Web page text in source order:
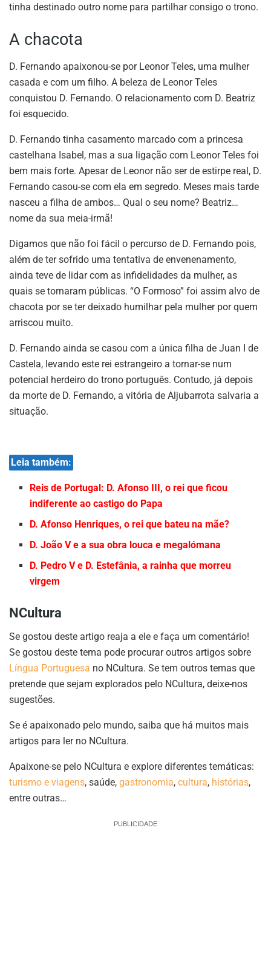
tinha destinado outro nome para partilhar consigo o trono.
A chacota
D. Fernando apaixonou-se por Leonor Teles, uma mulher
casada e com um filho. A beleza de Leonor Teles
conquistou D. Fernando. O relacionamento com D. Beatriz
foi esquecido.
D. Fernando tinha casamento marcado com a princesa
castelhana Isabel, mas a sua ligação com Leonor Teles foi
bem mais forte. Apesar de Leonor não ser de estirpe real, D.
Fernando casou-se com ela em segredo. Meses mais tarde
nasceu a filha de ambos… Qual o seu nome? Beatriz…
nome da sua meia-irmã!
Digamos que não foi fácil o percurso de D. Fernando pois,
além de ter sofrido uma tentativa de envenenamento,
ainda teve de lidar com as infidelidades da mulher, as
quais se tornaram públicas. “O Formoso” foi assim alvo de
chacota por se ter deixado humilhar pela mulher por quem
arriscou muito.
D. Fernando ainda se casou com a única filha de Juan I de
Castela, levando este rei estrangeiro a tornar-se num
potencial herdeiro do trono português. Contudo, já depois
da morte de D. Fernando, a vitória de Aljubarrota salvaria a
situação.
Leia também:
Reis de Portugal: D. Afonso III, o rei que ficou
indiferente ao castigo do Papa
D. Afonso Henriques, o rei que bateu na mãe?
D. João V e a sua obra louca e megalómana
D. Pedro V e D. Estefânia, a rainha que morreu
virgem
NCultura
Se gostou deste artigo reaja a ele e faça um comentário!
Se gostou deste tema pode procurar outros artigos sobre
Língua Portuguesa no NCultura. Se tem outros temas que
pretende que sejam explorados pelo NCultura, deixe-nos
sugestões.
Se é apaixonado pelo mundo, saiba que há muitos mais
artigos para ler no NCultura.
Apaixone-se pelo NCultura e explore diferentes temáticas:
turismo e viagens, saúde, gastronomia, cultura, histórias,
entre outras…
PUBLICIDADE